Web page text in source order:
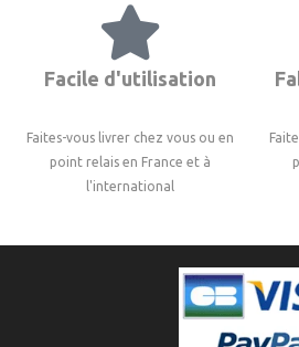
Facile d'utilisation
Faites-vous livrer chez vous ou en
point relais en France et à
l'international